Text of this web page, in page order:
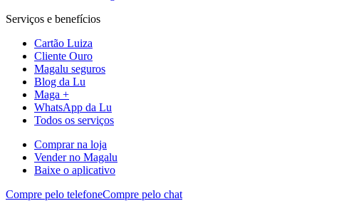
Serviços e benefícios
Cartão Luiza
Cliente Ouro
Magalu seguros
Blog da Lu
Maga +
WhatsApp da Lu
Todos os serviços
Comprar na loja
Vender no Magalu
Baixe o aplicativo
Compre pelo telefoneCompre pelo chat